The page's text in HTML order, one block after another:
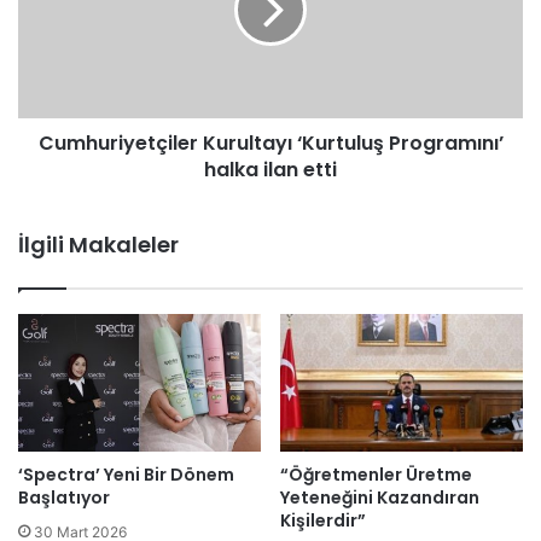
Cumhuriyetçiler Kurultayı ‘Kurtuluş Programını’
halka ilan etti
İlgili Makaleler
‘Spectra’ Yeni Bir Dönem
Başlatıyor
30 Mart 2026
“Öğretmenler Üretme
Yeteneğini Kazandıran
Kişilerdir”